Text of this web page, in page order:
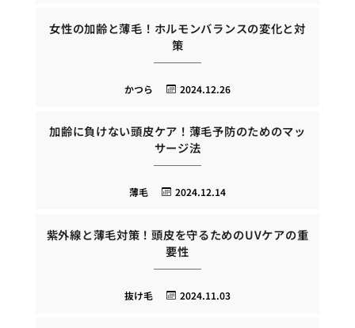
女性の加齢と薄毛！ホルモンバランスの変化と対
策
2024.12.26
かつら
加齢に負けない頭皮ケア！薄毛予防のためのマッ
サージ法
2024.12.14
薄毛
紫外線と薄毛対策！頭皮を守るためのUVケアの重
要性
2024.11.03
抜け毛